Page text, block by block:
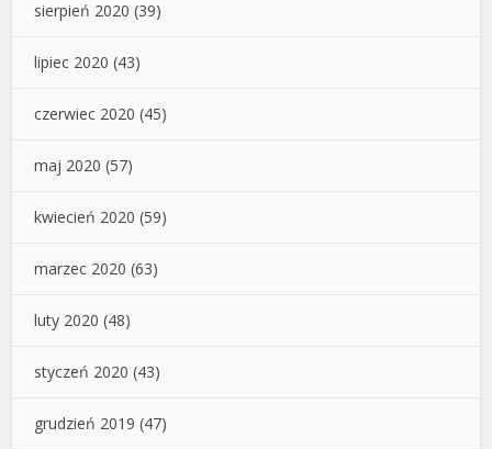
sierpień 2020 (39)
lipiec 2020 (43)
czerwiec 2020 (45)
maj 2020 (57)
kwiecień 2020 (59)
marzec 2020 (63)
luty 2020 (48)
styczeń 2020 (43)
grudzień 2019 (47)